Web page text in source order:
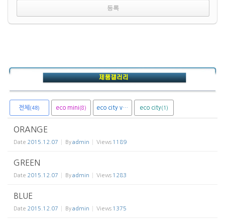
전체 (48) eco mini (8) eco city van eco city(1)
ORANGE
Date 2015.12.07 Byadmin Views 1189
GREEN
Date 2015.12.07 Byadmin Views 1283
BLUE
Date 2015.12.07 Byadmin Views 1375